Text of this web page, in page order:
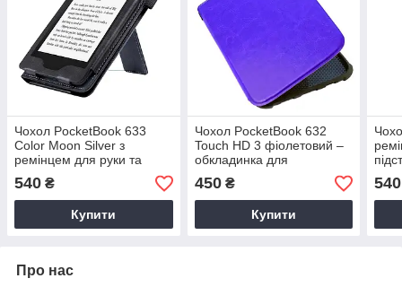
Чохол PocketBook 633
Color Moon Silver з
ремінцем для руки та
підставкою чорний – TPU
обкладинка для Покетбук
540 ₴
Купити
Чохол PocketBook 632
Touch HD 3 фіолетовий –
обкладинка для
електронної книги
Покетбук
450₴
Купити
540
Про нас